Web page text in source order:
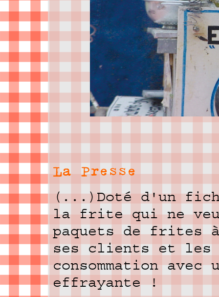
La Presse
(...)Doté d'un
la frite qui ne
paquets de frites
ses clients et les
consommation avec
effrayante !